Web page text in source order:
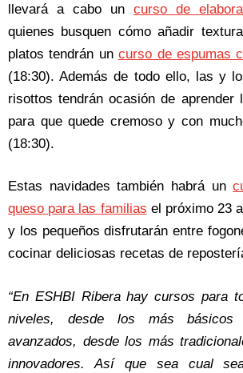
llevará a cabo un curso de
quienes busquen cómo añadir
platos tendrán uncurso de espumas
(18:30). Además de todo ello, las y
risottos tendrán ocasión de aprender
para que quede cremoso y con
(18:30).
Estas navidades también habrá un
queso para las familias el próximo 23
y los pequeños disfrutarán entre
cocinar deliciosas recetas de
“En ESHBI Ribera hay cursos para
niveles, desde los más
avanzados, desde los más
innovadores. Así que sea cual